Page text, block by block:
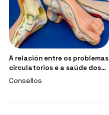
A relación entre os problemas
circulatorios e a saúde dos
pés
Consellos